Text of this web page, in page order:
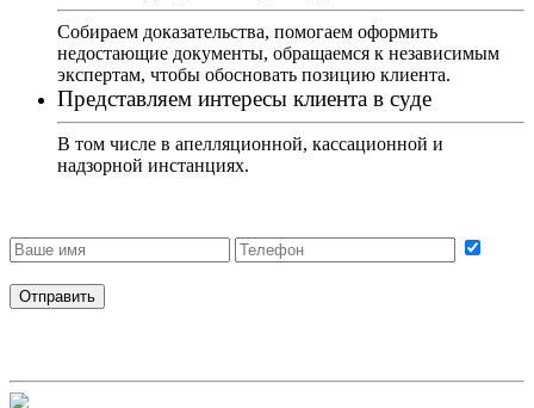
Собираем доказательства, помогаем оформить
недостающие документы, обращаемся к независимым
экспертам, чтобы обосновать позицию клиента.
Представляем интересы клиента в суде
В том числе в апелляционной, кассационной и
надзорной инстанциях.
Отправить